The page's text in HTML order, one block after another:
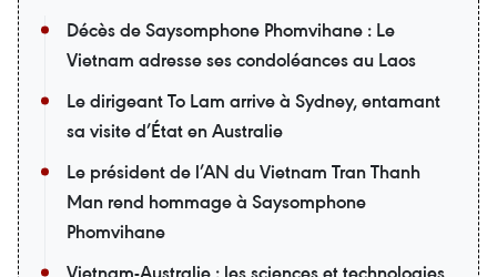
Décès de Saysomphone Phomvihane : Le
Vietnam adresse ses condoléances au Laos
Le dirigeant To Lam arrive à Sydney, entamant
sa visite d’État en Australie
Le président de l’AN du Vietnam Tran Thanh
Man rend hommage à Saysomphone
Phomvihane